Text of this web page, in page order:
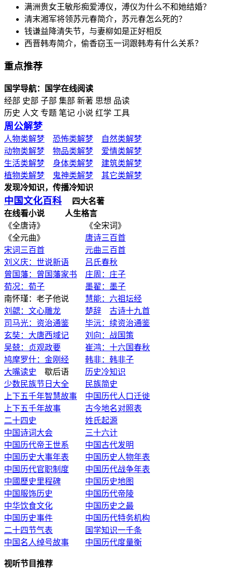
满洲贵女王敏彤痴爱溥仪，溥仪为什么不和她结婚？
清末湘军将领苏元春简介，苏元春怎么死的？
钱谦益降清失节，与妻柳如是正好相反
西晋韩寿简介，偷香窃玉一词跟韩寿有什么关系？
重点推荐
国学导航：国学在线阅读
经部 史部 子部 集部 新著 思想 品读
历史 人文 专题 笔记 小说 红学 工具
周公解梦
人物类解梦 恐怖类解梦
自然类解梦
动物类解梦
物品类解梦
爱情类解梦
生活类解梦
身体类解梦
建筑类解梦
植物类解梦
鬼神类解梦
其它类解梦
发现冷知识，传播冷知识
中国文化百科
四大名著
在线看小说
人生格言
《全唐诗》 《全宋词》
《全元曲》 唐诗三百首
宋词三百首
元曲三百首
刘义庆：世说新语
吕氏春秋
曾国藩：曾国藩家书
庄周：庄子
荀况：荀子
墨翟：墨子
南怀瑾：老子他说 慧能：六祖坛经
刘勰：文心雕龙
楚辞
古诗十九首
司马光：资治通鉴
毕沅：续资治通鉴
玄奘：大唐西域记
刘向：战国策
吴兢：贞观政要
崔鸿：十六国春秋
鸠摩罗什：金刚经
韩非：韩非子
大嘴读史 歇后语 历史冷知识
少数民族节日大全
民族简史
上下五千年智慧故事
中国历代人口迁徙
上下五千年故事
古今地名对照表
二十四史
姓氏起源
中国诗词大会
三十六计
中国历代帝王世系
中国古代发明
中国历史大事年表
中国历史人物年表
中国历代官职制度
中国历代战争年表
中國歷史里程碑
中国历史地图
中国服饰历史
中国历代帝陵
中华饮食文化
中国历史之最
中国历史事件
中国历代特务机构
二十四节气表
国学知识一千条
中国名人绰号故事
中国历代度量衡
视听节目推荐